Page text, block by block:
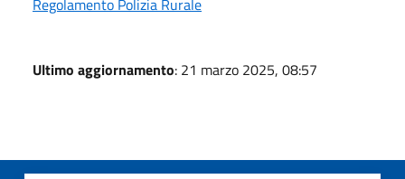
Ultimo aggiornamento: 21 marzo 2025, 08:57